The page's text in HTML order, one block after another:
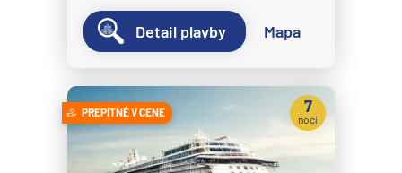
Detail plavby Mapa
PREPITNÉ V CENE 7
nocí